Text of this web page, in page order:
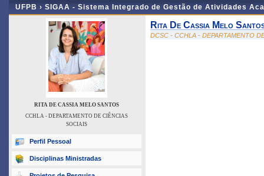
UFPB › SIGAA - Sistema Integrado de Gestão de Atividades
RITA DE CASSIA MELO SANTOS
CCHLA - DEPARTAMENTO DE CIÊNCIAS
SOCIAIS
Perfil Pessoal
Disciplinas Ministradas
Rita De Cassia Melo
DCSC - CCHLA - DEPARTAMENTO